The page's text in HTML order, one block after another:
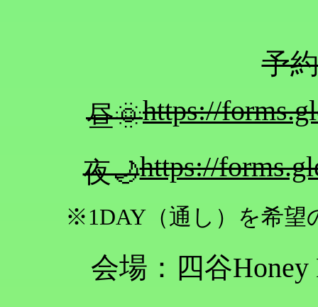
予
昼🌞https://
夜🌙https://
※1DAY（通し）を希望
会場：四谷